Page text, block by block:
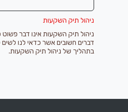
ניהול תיק השקעות
ניהול תיק השקעות אינו דבר
דברים חשובים אשר כדאי לנו
בתהליך של ניהול תיק השקעות.